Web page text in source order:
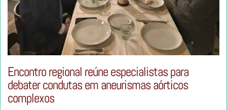
Encontro regional reúne especialistas para
debater condutas em aneurismas aórticos
complexos